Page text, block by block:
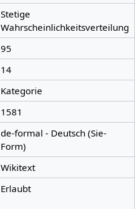
Stetige
Wahrscheinlichkeitsverteilung
95
14
Kategorie
1581
de-formal - Deutsch (Sie-
Form)
Wikitext
Erlaubt